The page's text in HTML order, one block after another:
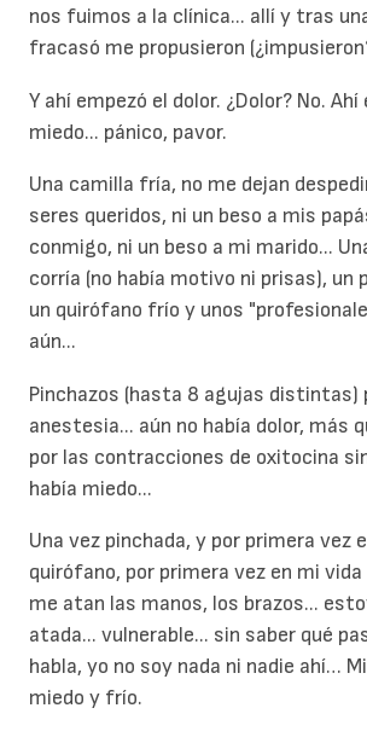
nos fuimos a la clínica... allí y tras
fracasó me propusieron
Y ahí empezó el dolor. ¿Dolor? No. Ahí
miedo... pánico, pavor.
Una camilla fría, no me dejan
seres queridos, ni un beso a mis
conmigo, ni un beso a mi marido...
corría (no había motivo ni prisas), un
un quirófano frío y unos
aún...
Pinchazos (hasta 8 agujas distintas)
anestesia... aún no había dolor, más
por las contracciones de oxitocina
había miedo...
Una vez pinchada, y por primera vez
quirófano, por primera vez en mi
me atan las manos, los brazos...
atada... vulnerable... sin saber qué
habla, yo no soy nada ni nadie ahí…
miedo y frío.